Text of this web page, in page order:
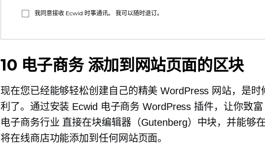
我同意接收 Ecwid 时事通讯。 我可以随时退订。
10 电子商务添加到网站页面的区块
现在您已经能够轻松创建自己的精美 WordPress 网站，是时
利了。通过安装 Ecwid 电子商务 WordPress 插件，让你致富
电子商务行业 直接在块编辑器（Gutenberg）中块，并能够
将在线商店功能添加到任何网站页面。